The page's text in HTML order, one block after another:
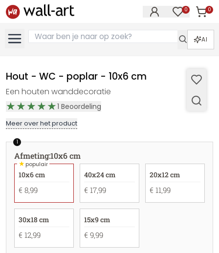
0 0
AI
Hout - WC - poplar - 10x6 cm
Een houten wanddecoratie
1 Beoordeling
Meer over het product
1
Afmeting:10x6 cm
★populair
10x6 cm
€ 8,99
40x24 cm
€ 17,99
20x12 cm
€ 11,99
30x18 cm
€ 12,99
15x9 cm
€ 9,99